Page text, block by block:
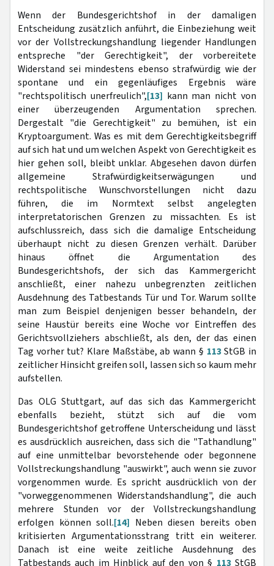
Wenn der Bundesgerichtshof in der damaligen
Entscheidung zusätzlich anführt, die Einbeziehung weit
vor der Vollstreckungshandlung liegender Handlungen
entspreche "der Gerechtigkeit", der vorbereitete
Widerstand sei mindestens ebenso strafwürdig wie der
spontane und ein gegenläufiges Ergebnis wäre
"rechtspolitisch unerfreulich",[13] kann man nicht von
einer überzeugenden Argumentation sprechen.
Dergestalt "die Gerechtigkeit" zu bemühen, ist ein
Kryptoargument. Was es mit dem Gerechtigkeitsbegriff
auf sich hat und um welchen Aspekt von Gerechtigkeit es
hier gehen soll, bleibt unklar. Abgesehen davon dürfen
allgemeine Strafwürdigkeitserwägungen und
rechtspolitische Wunschvorstellungen nicht dazu
führen, die im Normtext selbst angelegten
interpretatorischen Grenzen zu missachten. Es ist
aufschlussreich, dass sich die damalige Entscheidung
überhaupt nicht zu diesen Grenzen verhält. Darüber
hinaus öffnet die Argumentation des
Bundesgerichtshofs, der sich das Kammergericht
anschließt, einer nahezu unbegrenzten zeitlichen
Ausdehnung des Tatbestands Tür und Tor. Warum sollte
man zum Beispiel denjenigen besser behandeln, der
seine Haustür bereits eine Woche vor Eintreffen des
Gerichtsvollziehers abschließt, als den, der das einen
Tag vorher tut? Klare Maßstäbe, ab wann § 113StGB in
zeitlicher Hinsicht greifen soll, lassen sich so kaum mehr
aufstellen.
Das OLG Stuttgart, auf das sich das Kammergericht
ebenfalls bezieht, stützt sich auf die vom
Bundesgerichtshof getroffene Unterscheidung und lässt
es ausdrücklich ausreichen, dass sich die "Tathandlung"
auf eine unmittelbar bevorstehende oder begonnene
Vollstreckungshandlung "auswirkt", auch wenn sie zuvor
vorgenommen wurde. Es spricht ausdrücklich von der
"vorweggenommenen Widerstandshandlung", die auch
mehrere Stunden vor der Vollstreckungshandlung
erfolgen können soll.[14] Neben diesen bereits oben
kritisierten Argumentationsstrang tritt ein weiterer.
Danach ist eine weite zeitliche Ausdehnung des
Tatbestands auch im Hinblick auf den von § 113StGB